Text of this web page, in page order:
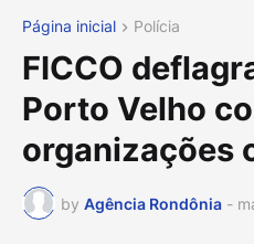
Página inicial Polícia
FICCO
Porto Velho
organizações
by Agência Rondônia -